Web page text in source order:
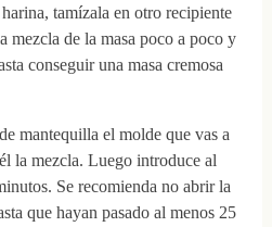
tamízala en otro recipiente
mezcla de la masa poco a poco y
conseguir una masa cremosa
mantequilla el molde que vas a
la mezcla. Luego introduce al
Se recomienda no abrir la
que hayan pasado al menos 25